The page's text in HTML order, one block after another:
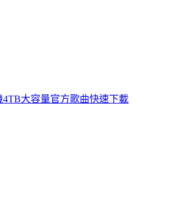
4TB大容量官方歌曲快速下載